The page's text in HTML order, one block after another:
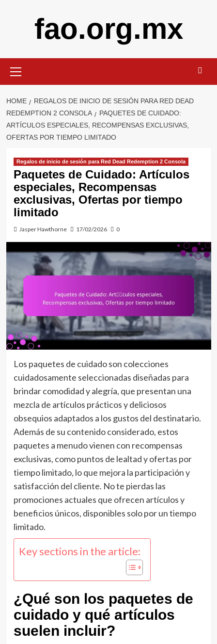
fao.org.mx
Menu
HOME
REGALOS DE INICIO DE SESIÓN PARA RED DEAD
REDEMPTION 2 CONSOLA
PAQUETES DE CUIDADO:
ARTÍCULOS ESPECIALES, RECOMPENSAS EXCLUSIVAS,
OFERTAS POR TIEMPO LIMITADO
Regalos de inicio de sesión para Red Dead Redemption 2 Consola
Paquetes de Cuidado: Artículos
especiales, Recompensas
exclusivas, Ofertas por tiempo
limitado
Jasper Hawthorne 17/02/2026 0
Los paquetes de cuidado son colecciones
cuidadosamente seleccionadas diseñadas para
brindar comodidad y alegría, que presentan una
mezcla de artículos prácticos y deliciosos
obsequios adaptados a los gustos del destinatario.
Además de su contenido considerado, estos
paquetes a menudo vienen con recompensas
exclusivas, como puntos de lealtad y ofertas por
tiempo limitado, lo que mejora la participación y
satisfacción del cliente. No te pierdas las
promociones actuales que ofrecen artículos y
beneficios únicos, disponibles solo por un tiempo
limitado.
Key sections in the article:
¿Qué son los paquetes de
cuidado y qué artículos
suelen incluir?